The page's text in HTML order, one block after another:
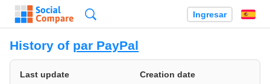
Ingresar
History of par PayPal
Last update
Creation date